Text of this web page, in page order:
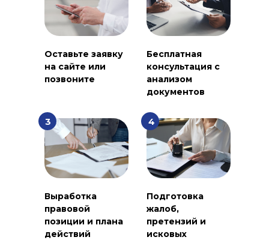
Оставьте заявку
на сайте или
позвоните
Бесплатная
консультация с
анализом
документов
Выработка
правовой
позиции и плана
действий
Подготовка
жалоб,
претензий и
исковых
3 4